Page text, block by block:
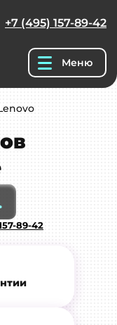
+7 (495) 157-89-42
Меню
89-42